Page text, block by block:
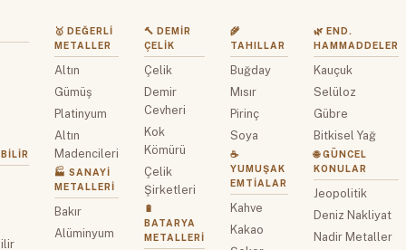
🥇 DEĞERLI
METALLER
Altın
Gümüş
Platinyum
Altın
Madencileri
🏭 SANAYI
METALLERI
Bakır
Alüminyum
🔨 DEMIR
ÇELIK
Çelik
Demir
Cevheri
Kok
Kömürü
Çelik
Şirketleri
🔋
BATARYA
METALLERI
🌾
TAHILLAR
Buğday
Mısır
Pirinç
Soya
☕
YUMUŞAK
EMTIALAR
Kahve
Kakao
🌿 END.
HAMMADDELER
Kauçuk
Selüloz
Gübre
Bitkisel Yağ
🌐 GÜNCEL
KONULAR
Jeopolitik
Deniz Nakliyat
Nadir Metaller